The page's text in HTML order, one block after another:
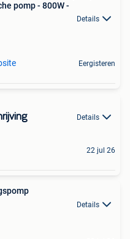
pomp - 800W -
Details
Eergisteren
Details
22 jul 26
Details